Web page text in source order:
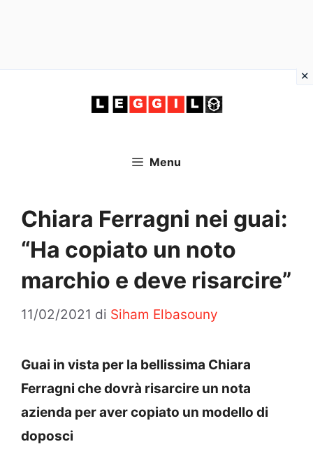
Menu
Chiara Ferragni nei guai:
“Ha copiato un noto
marchio e deve risarcire”
11/02/2021 di Siham Elbasouny
Guai in vista per la bellissima Chiara
Ferragni che dovrà risarcire un nota
azienda per aver copiato un modello di
doposci